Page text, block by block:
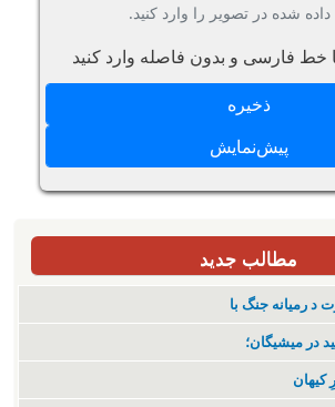
شده در تصویر را وارد کنید.
فارسی و بدون فاصله وارد کنید
مطالب جدید
جنگ با
میشیگان؛